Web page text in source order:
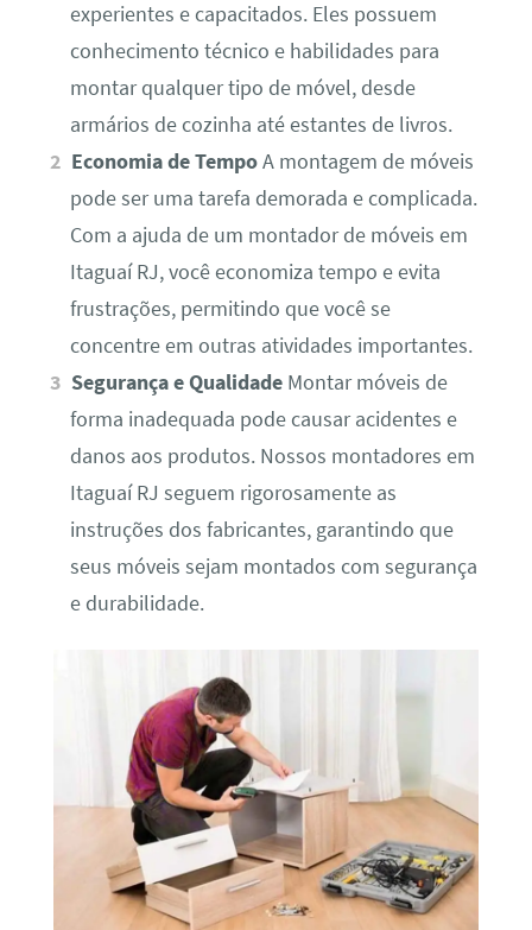
experientes e capacitados. Eles possuem
conhecimento técnico e habilidades para
montar qualquer tipo de móvel, desde
armários de cozinha até estantes de livros.
Economia de TempoA montagem de móveis
pode ser uma tarefa demorada e complicada.
Com a ajuda de um montador de móveis em
Itaguaí RJ, você economiza tempo e evita
frustrações, permitindo que você se
concentre em outras atividades importantes.
Segurança e Qualidade Montar móveis de
forma inadequada pode causar acidentes e
danos aos produtos. Nossos montadores em
Itaguaí RJ seguem rigorosamente as
instruções dos fabricantes, garantindo que
seus móveis sejam montados com segurança
e durabilidade.